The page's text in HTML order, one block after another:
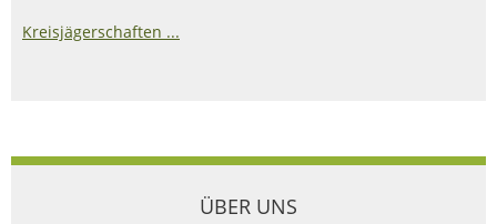
Kreisjägerschaften ...
ÜBER UNS